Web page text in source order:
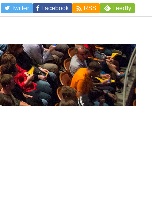
Twitter Facebook  RSS Feedly